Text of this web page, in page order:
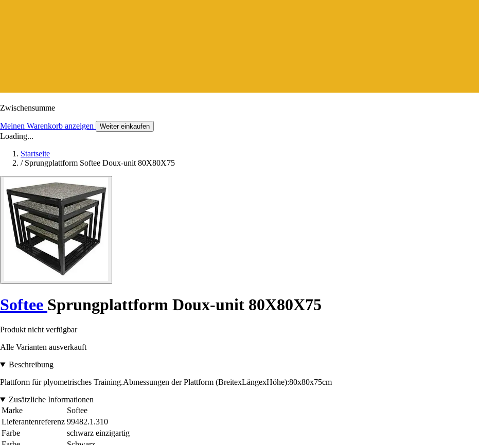
Zwischensumme
Meinen Warenkorb anzeigen Weiter einkaufen
Loading...
Startseite
/ Sprungplattform Softee Doux-unit 80X80X75
Softee Sprungplattform Doux-unit 80X80X75
Produkt nicht verfügbar
Alle Varianten ausverkauft
Beschreibung
Plattform für plyometrisches Training.Abmessungen der Plattform (BreitexLängexHöhe):80x80x75cm
Zusätzliche Informationen
Marke
Softee
Lieferantenreferenz 99482.1.310
Farbe
schwarz einzigartig